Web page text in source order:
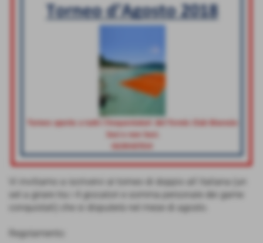
Vi invitiamo a iscrivervi al torneo di doppio all´italiana (un
set a girare tra i 4 giocatori e somma personale dei game
conquistati) che si disputerà nel mese di agosto.
Regolamento: